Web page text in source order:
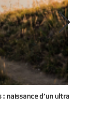
: naissance d’un ultra